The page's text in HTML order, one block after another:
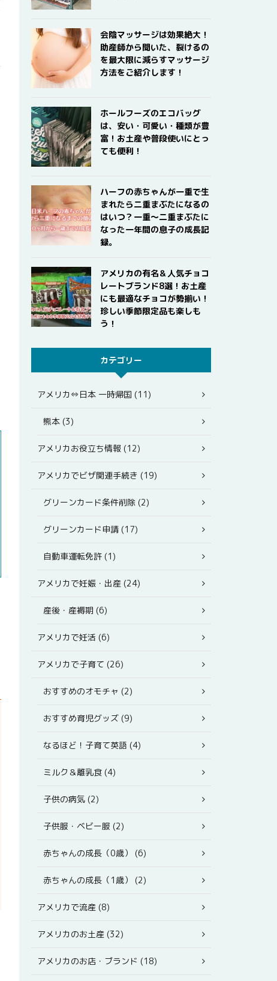
会陰マッサージは効果絶大！
助産師から聞いた、裂けるの
を最大限に減らすマッサージ
方法をご紹介します！
ホールフーズのエコバッグ
は、安い・可愛い・種類が豊
富！お土産や普段使いにとっ
ても便利！
ハーフの赤ちゃんが一重で生
まれたら二重まぶたになるの
はいつ？一重〜二重まぶたに
なった一年間の息子の成長記
録。
アメリカの有名＆人気チョコ
レートブランド8選！お土産
にも最適なチョコが勢揃い！
珍しい季節限定品も楽しも
う！
カテゴリー
アメリカ⇔日本 一時帰国 (11)
熊本 (3)
アメリカお役立ち情報 (12)
アメリカでビザ関連手続き (19)
グリーンカード条件削除 (2)
グリーンカード申請 (17)
自動車運転免許 (1)
アメリカで妊娠・出産 (24)
産後・産褥期 (6)
アメリカで妊活 (6)
アメリカで子育て (26)
おすすめのオモチャ (2)
おすすめ育児グッズ (9)
なるほど！子育て英語 (4)
ミルク＆離乳食 (4)
子供の病気 (2)
子供服・ベビー服 (2)
赤ちゃんの成長（0歳） (6)
赤ちゃんの成長（1歳） (2)
アメリカで流産 (8)
アメリカのお土産 (32)
アメリカのお店・ブランド (18)